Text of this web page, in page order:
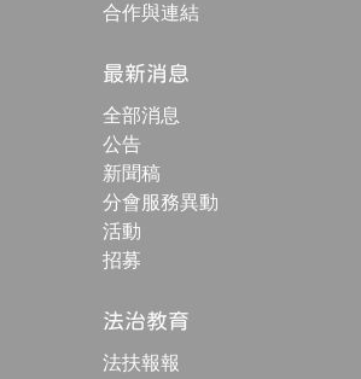
合作與連結
最新消息
全部消息
公告
新聞稿
分會服務異動
活動
招募
法治教育
法扶報報